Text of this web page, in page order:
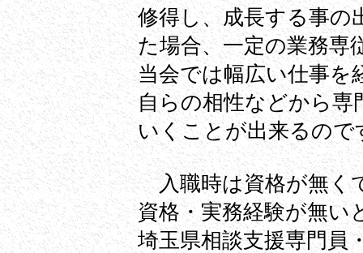
修得し、成長する事の
た場合、一定の業務専
当会では幅広い仕事を
自らの相性などから専
いくことが出来るので
入職時は資格が無く
資格・実務経験が無い
埼玉県相談支援専門員